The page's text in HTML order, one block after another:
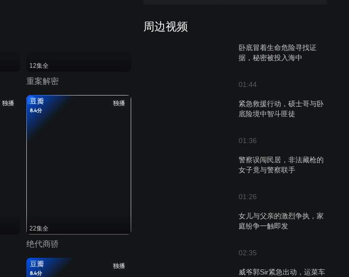
周边视频
卧底冒着生命危险寻找证
据，秘密被投入海中
01:44
紧急救援行动，硕士哥与卧
底险境中智斗匪徒
01:36
警察误闯民居，非法藏枪的
女子竟与警察联手
01:26
女儿与父亲的激烈争执，家
庭纷争一触即发
02:35
威爷郭Sir紧急出动，运菜车
12集全
重案解密
独播 独播
豆瓣
8.4分
22集全
绝代商骄
独播
豆瓣
8.4分